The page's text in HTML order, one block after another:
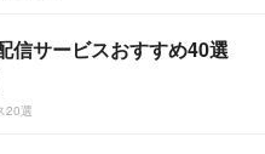
信サービスおすすめ40選
20選